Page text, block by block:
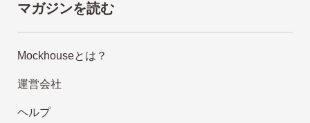
マガジンを読む
Mockhouseとは？
運営会社
ヘルプ